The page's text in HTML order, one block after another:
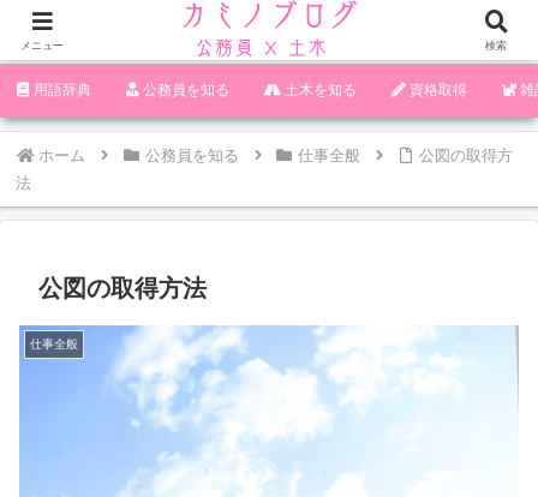
‪︎‬‪︎︎︎︎︎用語辞典 ‪︎‬‪︎︎︎︎︎公務員を知る 土木を知る 資格取得 雑
ホーム 公務員を知る 仕事全般
公図の取得方
法
公図の取得方法
仕事全般
メニュー 検索